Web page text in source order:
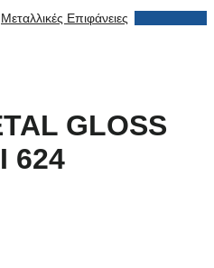
Μεταλλικές Επιφάνειες
GLOSS
624